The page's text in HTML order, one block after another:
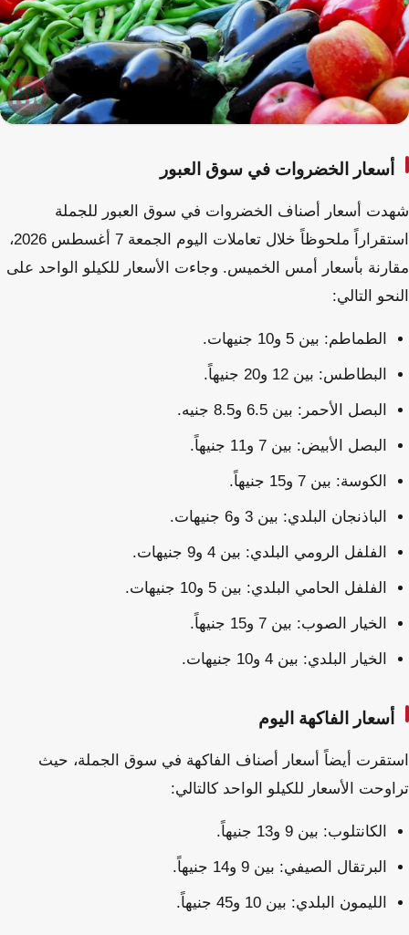
أسعار الخضروات في سوق العبور
شهدت أسعار أصناف الخضروات في سوق العبور للجملة
استقراراً ملحوظاً خلال تعاملات اليوم الجمعة 7 أغسطس 2026،
مقارنة بأسعار أمس الخميس. وجاءت الأسعار للكيلو الواحد على
النحو التالي:
الطماطم: بين 5 و10 جنيهات.
البطاطس: بين 12 و20 جنيهاً.
البصل الأحمر: بين 6.5 و8.5 جنيه.
البصل الأبيض: بين 7 و11 جنيهاً.
الكوسة: بين 7 و15 جنيهاً.
الباذنجان البلدي: بين 3 و6 جنيهات.
الفلفل الرومي البلدي: بين 4 و9 جنيهات.
الفلفل الحامي البلدي: بين 5 و10 جنيهات.
الخيار الصوب: بين 7 و15 جنيهاً.
الخيار البلدي: بين 4 و10 جنيهات.
أسعار الفاكهة اليوم
استقرت أيضاً أسعار أصناف الفاكهة في سوق الجملة، حيث
تراوحت الأسعار للكيلو الواحد كالتالي:
الكانتلوب: بين 9 و13 جنيهاً.
البرتقال الصيفي: بين 9 و14 جنيهاً.
الليمون البلدي: بين 10 و45 جنيهاً.